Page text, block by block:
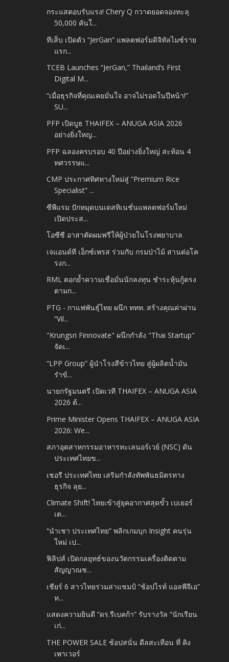
กระแสตอบรับแรง! Chery Q กวาดยอดจองทะลุ
50,000 คันใ...
ทีเส็บ เปิดตัว “JerGan” แพลตฟอร์มดิจิทัลไมซ์ราย
แรก...
TCEB Launches “JerGan,” Thailand’s First
Digital M...
“เมื่อธุรกิจที่คุณเคยมั่นใจ อาจไม่รอดในปีหน้า!”
SU...
PFP เปิดบูธ THAIFEX – ANUGA ASIA 2026
อย่างยิ่งใหญ...
PFP ฉลองครบรอบ 40 ปีอย่างยิ่งใหญ่ สะท้อน 4
ทศวรรษแ...
CMP ประกาศทิศทางใหม่สู่ “Premium Rice
Specialist” ...
ซีพีแรม ปักหมุดบนเดสทิเนชั่นแพลตฟอร์มใหม่
เปิดประส...
โอซีซี อาสาตัดผมฟรีให้ผู้ป่วยในโรงพยาบาล
เจแอนด์ที เอ็กซ์เพรส ร่วมกับ กรมป่าไม้ สานต่อโค
รงก...
RML ตอกย้ำความเชื่อมั่นนักลงทุน ชำระหุ้นกู้ตรง
ตามก...
PTG - กาแฟพันธุ์ไทย ผนึก ททท. สร้างคุณค่าผ่าน
“Vil...
"Krungsri Finnovate" ผนึกกำลัง "Thai Startup"
จัดเ...
“LPP Group” ผู้นำโรงสีข้าวไทย สู่ผู้ผลิตน้ำมัน
รำข้...
นายกรัฐมนตรี เปิดเวที THAIFEX – ANUGA ASIA
2026 ต้...
Prime Minister Opens THAIFEX – ANUGA ASIA
2026: We...
สภาอุตสาหกรรมอาหารทะเลนอร์เวย์ (NSC) ดัน
ประเทศไทยข...
เชอรี ประเทศไทย เสริมกำลังทัพพันธมิตรทาง
ธุรกิจ ลุย...
Climate Shift! ไทยเข้าสู่ยุคอากาศสุดขั้ว เบเยอร์
เต...
“นำเชา ประเทศไทย” พลิกเกมบุก Insight คนรุ่น
ใหม่ เป...
ฟิลิปส์ เปิดกลยุทธ์ของนวัตกรรมเครื่องติดตาม
สัญญาณช...
เชียร์ 6 สาวไทยร่วมล่าแชมป์ “ช้อปไรท์ แอลพีจีเอ”
ท...
แสดงความยินดี “ดร.รีเบคก้า” รับรางวัล “นักเรียน
เก่...
THE POWER SALE ช้อปสนั่น ดีลสะเทือน ที่ คิง
เพาเวอร์